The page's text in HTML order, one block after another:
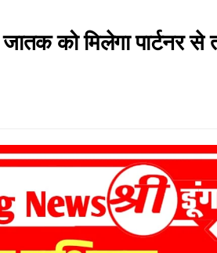
को मिलेगा पार्टनर से